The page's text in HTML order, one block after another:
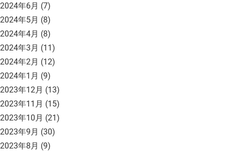
2024年6月 (7)
2024年5月 (8)
2024年4月 (8)
2024年3月 (11)
2024年2月 (12)
2024年1月 (9)
2023年12月 (13)
2023年11月 (15)
2023年10月 (21)
2023年9月 (30)
2023年8月 (9)